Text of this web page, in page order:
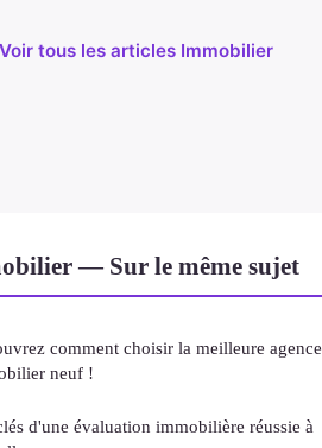
tous les articles Immobilier
— Sur le même sujet
comment choisir la meilleure agence
neuf !
d'une évaluation immobilière réussie à